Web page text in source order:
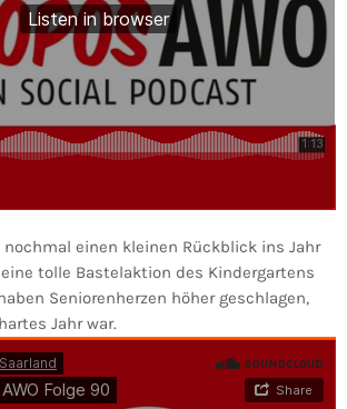
nochmal einen kleinen Rückblick ins Jahr
tolle Bastelaktion des Kindergartens
Seniorenherzen höher geschlagen,
Jahr war.